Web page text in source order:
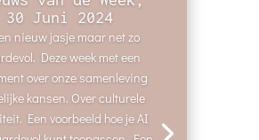
30 Juni 2024
nieuw jasje maar net zo
Deze week met een
over onze samenleving
kansen. Over culturele
Een voorbeeld hoe je AI